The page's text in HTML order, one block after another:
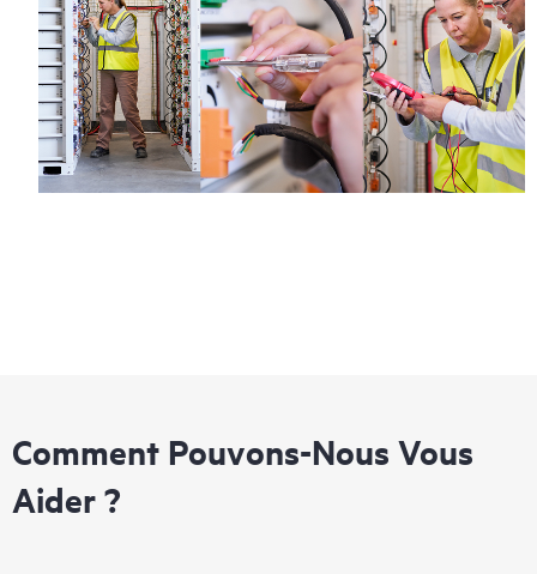
Comment Pouvons-Nous Vous
Aider ?